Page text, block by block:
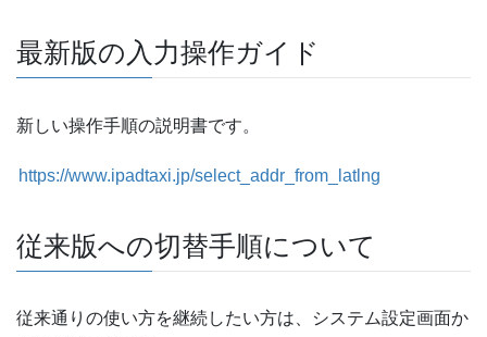
最新版の入力操作ガイド
新しい操作手順の説明書です。
https://www.ipadtaxi.jp/select_addr_from_latlng
従来版への切替手順について
従来通りの使い方を継続したい方は、システム設定画面か